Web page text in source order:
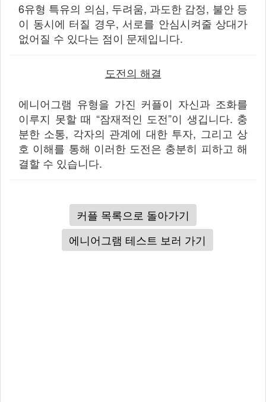
6유형 특유의 의심, 두려움, 과도한 감정, 불안 등
이 동시에 터질 경우, 서로를 안심시켜줄 상대가
없어질 수 있다는 점이 문제입니다.
도전의 해결
에니어그램 유형을 가진 커플이 자신과 조화를
이루지 못할 때 “잠재적인 도전”이 생깁니다. 충
분한 소통, 각자의 관계에 대한 투자, 그리고 상
호 이해를 통해 이러한 도전은 충분히 피하고 해
결할 수 있습니다.
커플 목록으로 돌아가기
에니어그램 테스트 보러 가기